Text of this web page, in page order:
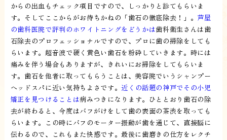
からの出血もチェック項目ですので、しっかりと診てもらいま
す。そしてここからがお待ちかねの「歯石の徹底除去！」。 芦屋
の歯科医院で評判のホワイトニングをどうかは歯科衛生さんは歯
石除去のプロフェッショナルですので、プロに歯の掃除をしても
らいます。超音波で硬く黄色い歯石を粉砕していきます。時には
痛みを伴う場合もありますが、きれいにお掃除をしてもらいま
す。歯石を他者に取ってもらうことは、美容院でいうシャンプー
ヘッドスパに近い気持ちよさです。近くの話題の神戸でその小児
矯正を見つけることは病みつきになります。ひととおり歯石の除
去が終わると、今度はバフがけをして歯の表面の茶渋を取っても
らいます。この時にバフのモーター振動が歯を通じて、直接脳に
伝わるので、これもまた快感です。最後に歯磨きの仕方をレクチ